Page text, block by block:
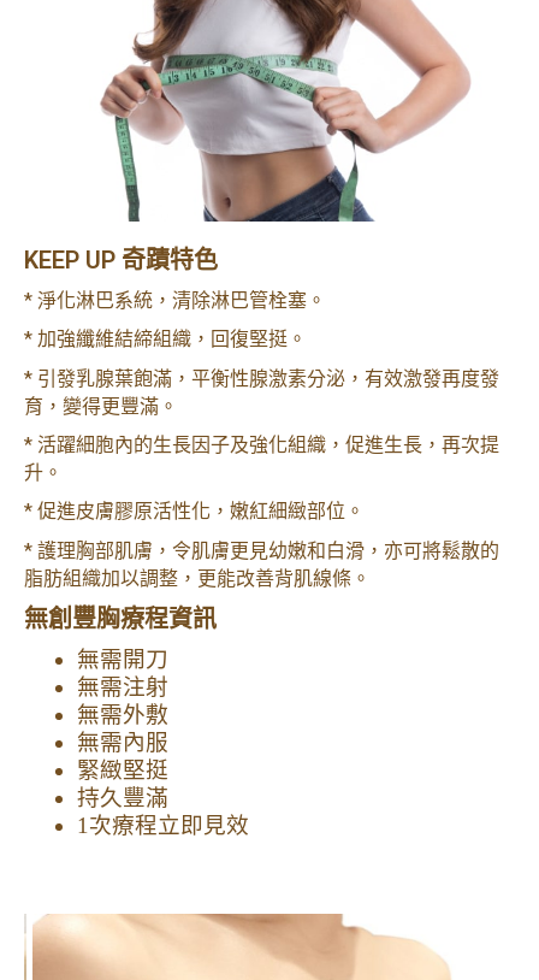
KEEP UP 奇蹟特色
* 淨化淋巴系統，清除淋巴管栓塞。
* 加強纖維結締組織，回復堅挺。
* 引發乳腺葉飽滿，平衡性腺激素分泌，有效激發再度發
育，變得更豐滿。
* 活躍細胞內的生長因子及強化組織，促進生長，再次提
升。
* 促進皮膚膠原活性化，嫩紅細緻部位 。
* 護理胸部肌膚，令肌膚更見幼嫩和白滑，亦可將鬆散的
脂肪組織加以調整，更能改善背肌線條。
無創豐胸療程資訊
無需開刀
無需注射
無需外敷
無需內服
緊緻堅挺
持久豐滿
1次療程立即見效